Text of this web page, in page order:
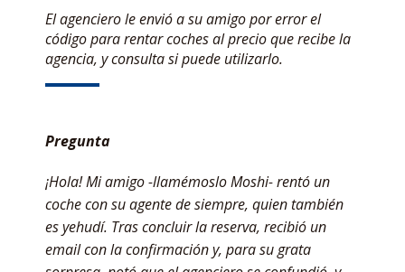
El agenciero le envió a su amigo por error el
código para rentar coches al precio que recibe la
agencia, y consulta si puede utilizarlo.
Pregunta
¡Hola! Mi amigo -llamémoslo Moshi- rentó un
coche con su agente de siempre, quien también
es yehudí. Tras concluir la reserva, recibió un
email con la confirmación y, para su grata